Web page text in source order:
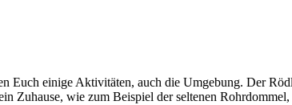
Euch einige Aktivitäten, auch die Umgebung. Der
Zuhause, wie zum Beispiel der seltenen